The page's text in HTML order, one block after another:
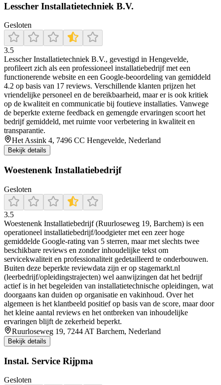
Lesscher Installatietechniek B.V.
Gesloten
3.5
Lesscher Installatietechniek B.V., gevestigd in Hengevelde,
profileert zich als een professioneel installatiebedrijf met een
functionerende website en een Google-beoordeling van gemiddeld
4.2 op basis van 17 reviews. Verschillende klanten prijzen het
vriendelijke personeel en de bereikbaarheid, maar er is ook kritiek
op de kwaliteit en communicatie bij foutieve installaties. Vanwege
de beperkte externe feedback en gemengde ervaringen scoort het
bedrijf gemiddeld, met ruimte voor verbetering in kwaliteit en
transparantie.
Het Assink 4, 7496 CC Hengevelde, Nederland
Bekijk details
Woestenenk Installatiebedrijf
Gesloten
3.5
Woestenenk Installatiebedrijf (Ruurloseweg 19, Barchem) is een
operationeel installatiebedrijf/loodgieter met een zeer hoge
gemiddelde Google-rating van 5 sterren, maar met slechts twee
beschikbare reviews en zonder inhoudelijke tekst om
servicekwaliteit en professionaliteit gedetailleerd te onderbouwen.
Buiten deze beperkte reviewdata zijn er op stagemarkt.nl
(leerbedrijf/opleidingstrajecten) wel aanwijzingen dat het bedrijf
actief is in het begeleiden van installatietechnische opleidingen, wat
doorgaans kan duiden op organisatie en vakinhoud. Over het
algemeen is het klantbeeld positief op basis van de score, maar door
het kleine aantal reviews en het ontbreken van inhoudelijke
ervaringen blijft de zekerheid beperkt.
Ruurloseweg 19, 7244 AT Barchem, Nederland
Bekijk details
Instal. Service Rijpma
Gesloten